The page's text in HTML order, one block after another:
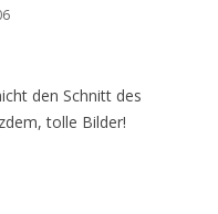
den Schnitt des
tolle Bilder!